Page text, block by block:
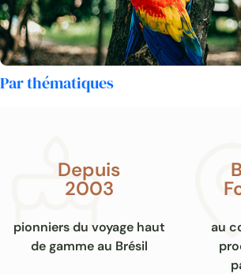
Par thématiques
Depuis
2003
pionniers du voyage haut
de gamme au Brésil
au